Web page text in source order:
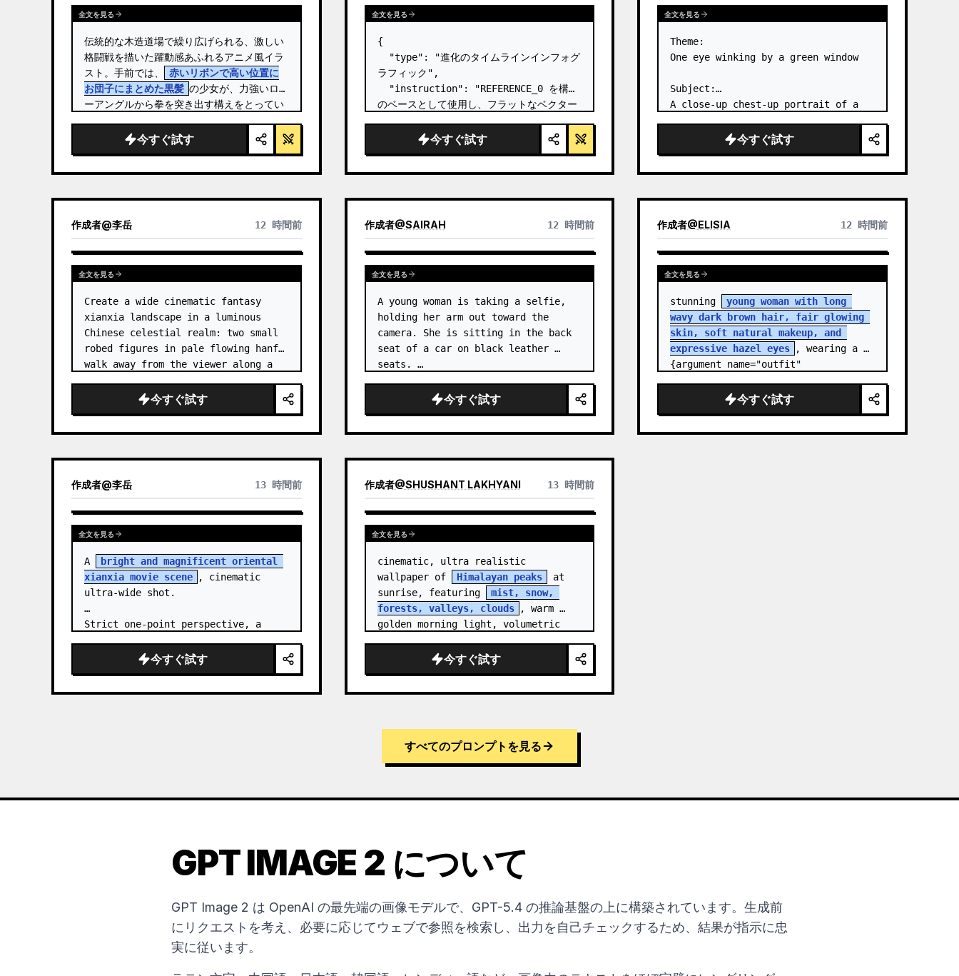
全文を見る
伝統的な木造道場で繰り広げられる、激しい
格闘戦を描いた躍動感あふれるアニメ風イラ
スト。手前では、
赤いリボンで高い位置に
お団子にまとめた黒髪 の少女が、力強いロ
ーアングルから拳を突き出す構えをとってい
今すぐ試す
全文を見る
{
  "type": "進化のタイムラインインフォグ
ラフィック",
  "instruction": "REFERENCE_0 を構造
のベースとして使用し、フラットなベクター
フィックに変換してください。滑らかなスロ
ープを個別の石の階段に置き換え、すべての
  "style": {
name=\"background style\" default…
今すぐ試す
全文を見る
Theme:
One eye winking by a green window
Subject:
A close-up chest-up portrait of a
trimmed dress leaning her cheek on
one hand and smiling with one eye
今すぐ試す
作成者@李岳 12 時間前
全文を見る
Create a wide cinematic fantasy
xianxia landscape in a luminous
Chinese celestial realm: two small
robed figures in pale flowing hanfu
walk away from the viewer along a
enormous ornate palace gate rising
from a mirror-still l…
今すぐ試す
作成者@SAIRAH 12 時間前
全文を見る
A young woman is taking a selfie,
holding her arm out toward the
camera. She is sitting in the back
seat of a car on black leather
seats. …
今すぐ試す
作成者@ELISIA 12 時間前
全文を見る
stunning
young woman with long
wavy dark brown hair, fair glowing
skin, soft natural makeup, and
expressive hazel eyes
, wearing a
{argument name="outfit"
red streetwear outfit consisting of
a…
今すぐ試す
作成者@李岳 13 時間前
全文を見る
A
bright and magnificent oriental
xianxia movie scene
, cinematic
ultra-wide shot.
Strict one-point perspective, a
light golden jade, passing through
the sea of clouds from the bottom…
今すぐ試す
作成者@SHUSHANT LAKHYANI 13 時間前
全文を見る
cinematic, ultra realistic
wallpaper of
Himalayan peaks
at
sunrise, featuring
mist, snow,
forests, valleys, clouds
, warm
golden morning light, volumetric
今すぐ試す
すべてのプロンプトを見る
GPT IMAGE 2 について
GPT Image 2 は OpenAI の最先端の画像モデルで、GPT-5.4 の推論基盤の上に構築されています。生成前
にリクエストを考え、必要に応じてウェブで参照を検索し、出力を自己チェックするため、結果が指示に忠
実に従います。